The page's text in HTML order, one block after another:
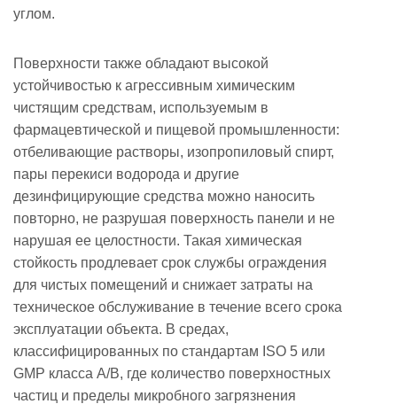
углом.
Поверхности также обладают высокой
устойчивостью к агрессивным химическим
чистящим средствам, используемым в
фармацевтической и пищевой промышленности:
отбеливающие растворы, изопропиловый спирт,
пары перекиси водорода и другие
дезинфицирующие средства можно наносить
повторно, не разрушая поверхность панели и не
нарушая ее целостности. Такая химическая
стойкость продлевает срок службы ограждения
для чистых помещений и снижает затраты на
техническое обслуживание в течение всего срока
эксплуатации объекта. В средах,
классифицированных по стандартам ISO 5 или
GMP класса A/B, где количество поверхностных
частиц и пределы микробного загрязнения